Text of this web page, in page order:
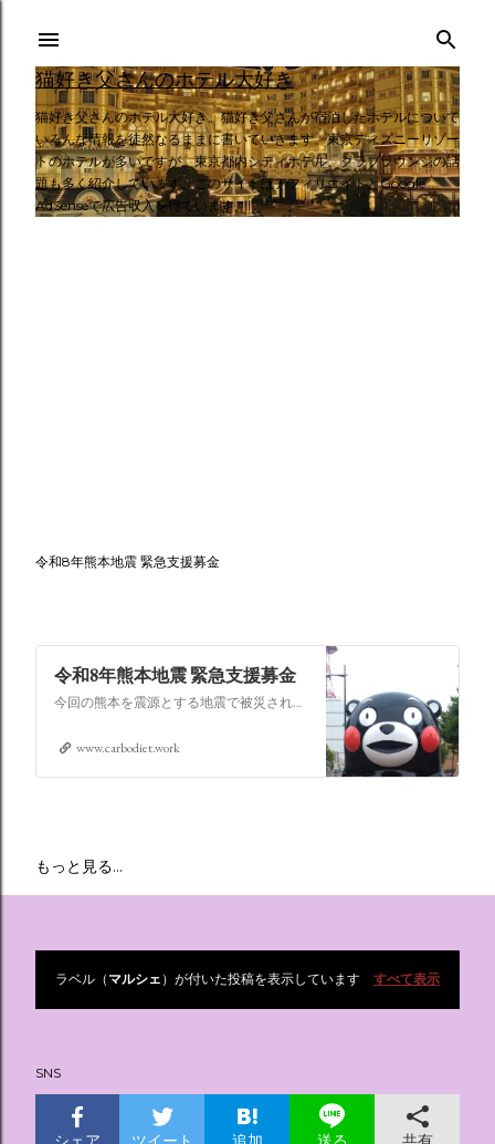
スキップしてメイン コンテンツに移動
猫好き父さんのホテル大好き
猫好き父さんのホテル大好き。猫好き父さんが宿泊したホテルについて
いろんな情報を徒然なるままに書いていきます。東京ディズニーリゾー
トのホテルが多いですが、東京都内シティホテル、クラブラウンジの話
題も多く紹介しています。このサイトはアフィリエイトとGoogle
AdSenseで広告収入を得ています。
令和8年熊本地震 緊急支援募金
令和8年熊本地震 緊急支援募金
今回の熊本を震源とする地震で被災された皆さままだまだ余震も続き大変な時間を過ごされていると思います。心よりお見舞い申し上げます
www.carbodiet.work
もっと見る…
投ラベル（ マルシェ ）が付いた投稿を表示しています すべて表示
SNS
シェア ツイート 追加 共有